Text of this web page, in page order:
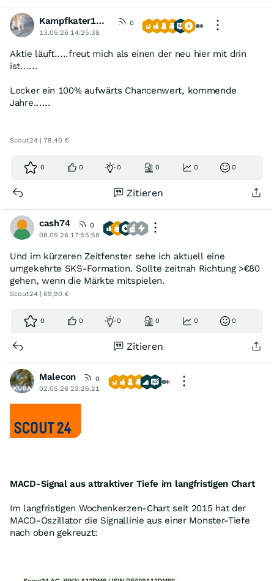
Kampfkater1969
0
13.05.26 14:25:38
Aktie läuft.....freut mich als einen der neu hier mit drin
ist......
Locker ein 100% aufwärts Chancenwert, kommende
Jahre......
Scout24 | 78,40 €
0 0 0 0 0 0
Zitieren
cash74
0
08.05.26 17:55:58
Und im kürzeren Zeitfenster sehe ich aktuell eine
umgekehrte SKS-Formation. Sollte zeitnah Richtung >€80
gehen, wenn die Märkte mitspielen.
Scout24 | 69,90 €
0 0 0 0 0 0
Zitieren
Malecon
0
02.05.26 23:26:21
MACD-Signal aus attraktiver Tiefe im langfristigen Chart
Im langfristigen Wochenkerzen-Chart seit 2015 hat der
MACD-Oszillator die Signallinie aus einer Monster-Tiefe
nach oben gekreuzt: